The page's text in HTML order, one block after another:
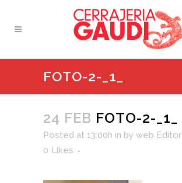
FOTO-2-_1_
24 FEB FOTO-2-_1_
Posted at 13:00h in by web Editor
0 Likes